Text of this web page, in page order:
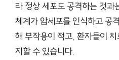
라 정상 세포도 공격하는 것과
체계가 암세포를 인식하고 공
해 부작용이 적고, 환자들이
지할 수 있습니다.